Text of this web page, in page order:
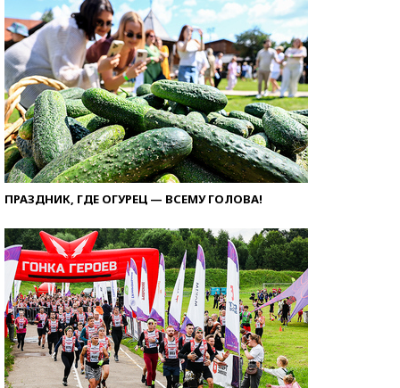
ПРАЗДНИК, ГДЕ ОГУРЕЦ — ВСЕМУ ГОЛОВА!